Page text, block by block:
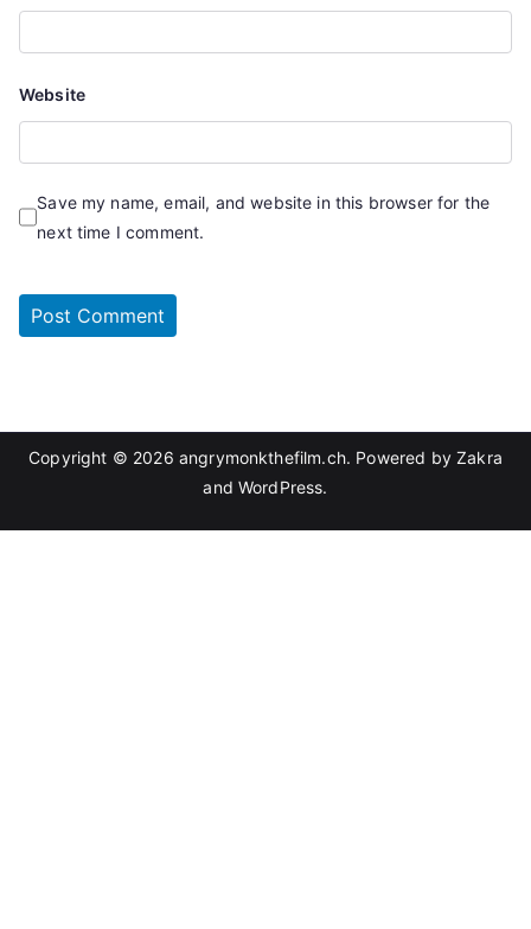
Website
Save my name, email, and website in this browser for the
next time I comment.
Copyright © 2026 angrymonkthefilm.ch. Powered byZakra
and WordPress.